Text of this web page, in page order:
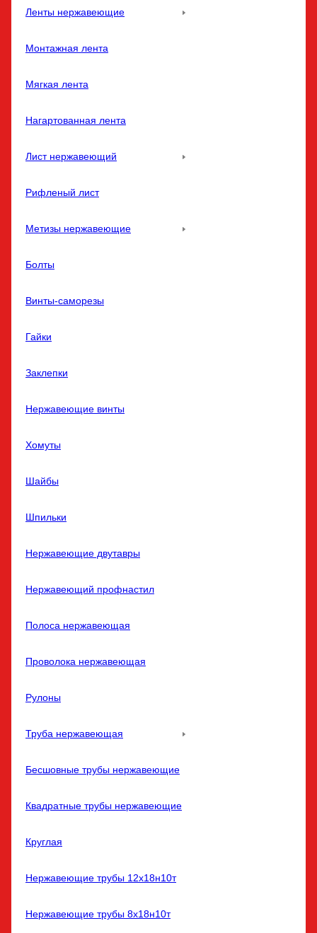
Ленты нержавеющие
Монтажная лента
Мягкая лента
Нагартованная лента
Лист нержавеющий
Рифленый лист
Метизы нержавеющие
Болты
Винты-саморезы
Гайки
Заклепки
Нержавеющие винты
Хомуты
Шайбы
Шпильки
Нержавеющие двутавры
Нержавеющий профнастил
Полоса нержавеющая
Проволока нержавеющая
Рулоны
Труба нержавеющая
Бесшовные трубы нержавеющие
Квадратные трубы нержавеющие
Круглая
Нержавеющие трубы 12х18н10т
Нержавеющие трубы 8х18н10т